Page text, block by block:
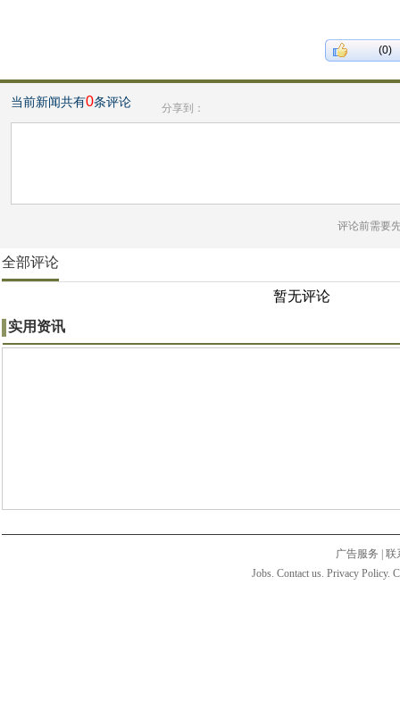
(0)
当前新闻共有0条评论 分享到：
评论前需要
全部评论
暂无评论
实用资讯
广告服务
联
Jobs. Contact us. Privacy Policy.